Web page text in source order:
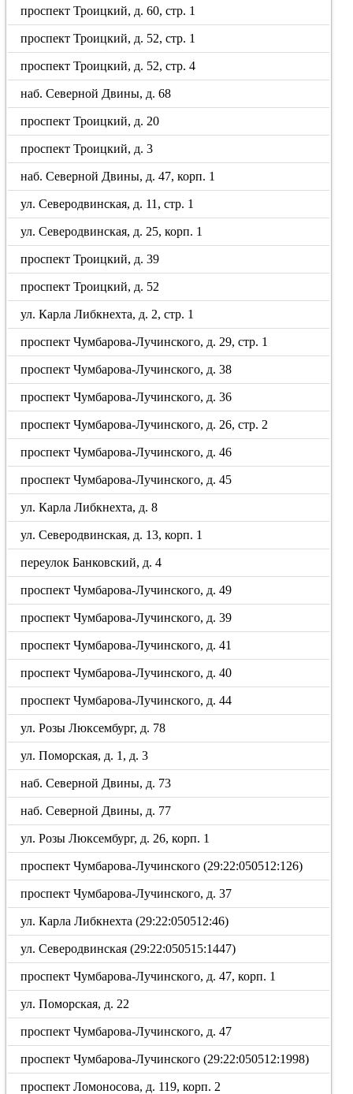
проспект Троицкий, д. 60, стр. 1
проспект Троицкий, д. 52, стр. 1
проспект Троицкий, д. 52, стр. 4
наб. Северной Двины, д. 68
проспект Троицкий, д. 20
проспект Троицкий, д. 3
наб. Северной Двины, д. 47, корп. 1
ул. Северодвинская, д. 11, стр. 1
ул. Северодвинская, д. 25, корп. 1
проспект Троицкий, д. 39
проспект Троицкий, д. 52
ул. Карла Либкнехта, д. 2, стр. 1
проспект Чумбарова-Лучинского, д. 29, стр. 1
проспект Чумбарова-Лучинского, д. 38
проспект Чумбарова-Лучинского, д. 36
проспект Чумбарова-Лучинского, д. 26, стр. 2
проспект Чумбарова-Лучинского, д. 46
проспект Чумбарова-Лучинского, д. 45
ул. Карла Либкнехта, д. 8
ул. Северодвинская, д. 13, корп. 1
переулок Банковский, д. 4
проспект Чумбарова-Лучинского, д. 49
проспект Чумбарова-Лучинского, д. 39
проспект Чумбарова-Лучинского, д. 41
проспект Чумбарова-Лучинского, д. 40
проспект Чумбарова-Лучинского, д. 44
ул. Розы Люксембург, д. 78
ул. Поморская, д. 1, д. 3
наб. Северной Двины, д. 73
наб. Северной Двины, д. 77
ул. Розы Люксембург, д. 26, корп. 1
проспект Чумбарова-Лучинского (29:22:050512:126)
проспект Чумбарова-Лучинского, д. 37
ул. Карла Либкнехта (29:22:050512:46)
ул. Северодвинская (29:22:050515:1447)
проспект Чумбарова-Лучинского, д. 47, корп. 1
ул. Поморская, д. 22
проспект Чумбарова-Лучинского, д. 47
проспект Чумбарова-Лучинского (29:22:050512:1998)
проспект Ломоносова, д. 119, корп. 2